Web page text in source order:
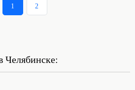
1 2
Челябинске: